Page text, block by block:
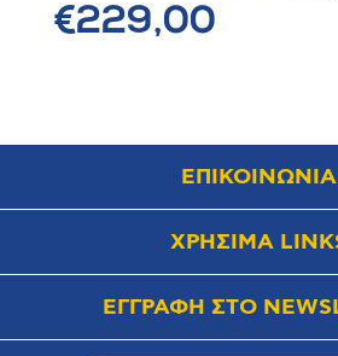
€229,00
ΕΠΙΚΟΙΝΩΝΙΑ
ΧΡΗΣΙΜΑ
ΕΓΓΡΑΦΗ ΣΤΟ